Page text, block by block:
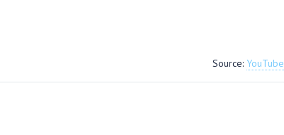
Source: YouTube